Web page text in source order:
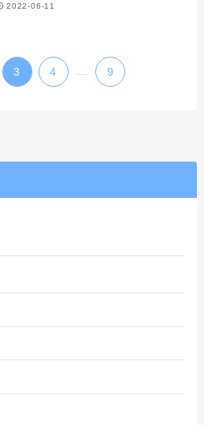
2022-06-11
3 4 9